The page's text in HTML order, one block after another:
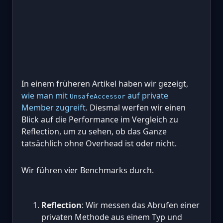
In einem früheren Artikel haben wir gezeigt,
wie man mit UnsafeAccessor auf private
Member zugreift. Diesmal werfen wir einen
Blick auf die Performance im Vergleich zu
Reflection, um zu sehen, ob das Ganze
tatsächlich ohne Overhead ist oder nicht.
Wir führen vier Benchmarks durch.
Reflection: Wir messen das Abrufen einer
privaten Methode aus einem Typ und